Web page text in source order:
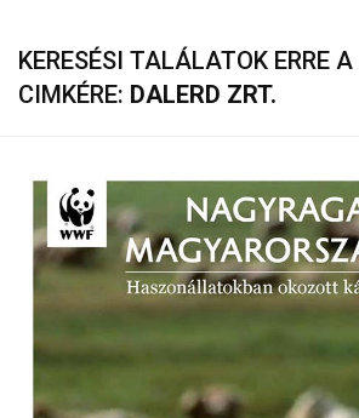
KERESÉSI TALÁLATOK ERRE A
CIMKÉRE: DALERD ZRT.